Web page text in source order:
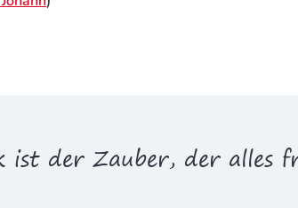
ist der Zauber, der alles